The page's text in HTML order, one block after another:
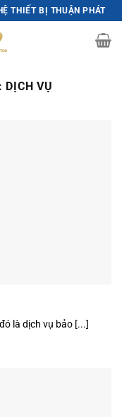
THIẾT BỊ THUẬN PHÁT
DỊCH VỤ
là dịch vụ bảo [...]